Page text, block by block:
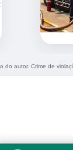
do autor. Crime de